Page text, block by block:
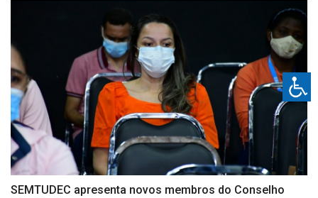
SEMTUDEC apresenta novos membros do Conselho